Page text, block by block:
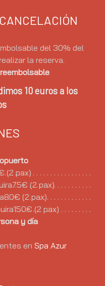
del 30% del
la reserva.
10 euros a los
(2 pax)
(2 pax)
(2 pax)
(2 pax)
y día
en Spa Azur